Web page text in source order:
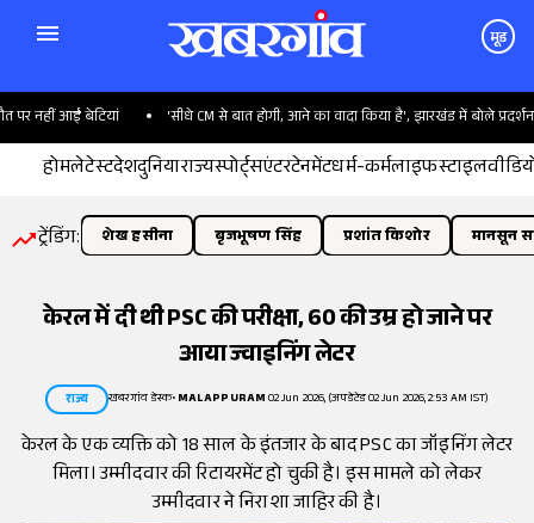
मूड
नहीं आईं बेटियां 'सीधे CM से बात होगी, आने का वादा किया है', झारखंड में बोले
होमलेटेस्टदेशदुनियाराज्यस्पोर्ट्सएंटरटेनमेंटधर्म-कर्मलाइफस्टाइल
ट्रेंडिंग: शेख हसीना बृजभूषण सिंह प्रशांत किशोर मानसून
केरल में दी थी PSC की परीक्षा, 60 की उम्र हो जाने पर
आया ज्वाइनिंग लेटर
राज्य खबरगांव डेस्क•MALAPPURAM02 Jun 2026, (अपडेटेड 02 Jun 2026, 2:53 AM IST)
केरल के एक व्यक्ति को 18 साल के इंतजार के बाद PSC का जॉइनिंग लेटर
मिला। उम्मीदवार की रिटायरमेंट हो चुकी है। इस मामले को लेकर
उम्मीदवार ने निराशा जाहिर की है।